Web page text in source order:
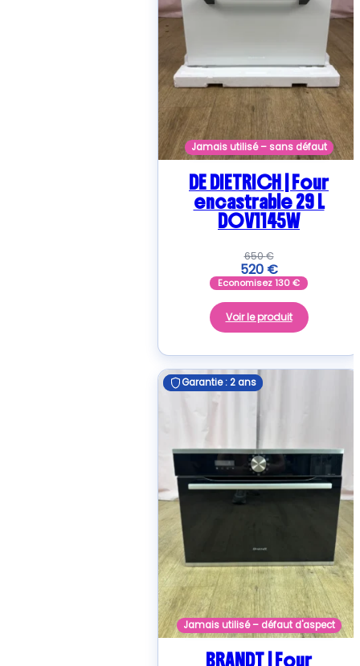
Jamais utilisé – sans défaut
DE DIETRICH | Four
encastrable 29 L
DOV1145W
650€
520 €
Economisez130€
Voir le produit
Garantie : 2 ans
Jamais utilisé – défaut d'aspect
Garantie : 2 ans
BRANDT | Four